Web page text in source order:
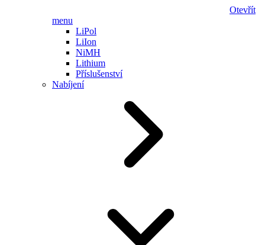
Otevřít
menu
LiPol
LiIon
NiMH
Lithium
Příslušenství
Nabíjení